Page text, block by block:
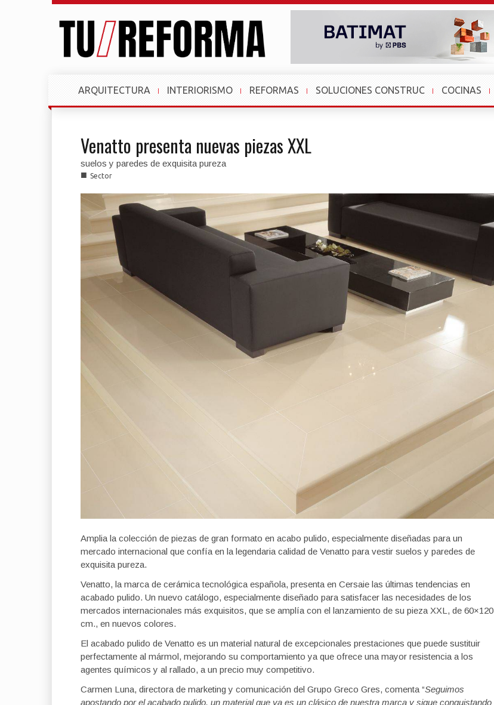
ARQUITECTURA INTERIORISMO REFORMAS SOLUCIONES CONSTRUC COCINAS
Venatto presenta nuevas piezas XXL
suelos y paredes de exquisita pureza
■ Sector
Amplia la colección de piezas de gran formato en acabo pulido, especialmente diseñadas para un
mercado internacional que confía en la legendaria calidad de Venatto para vestir suelos y paredes de
exquisita pureza.
Venatto, la marca de cerámica tecnológica española, presenta en Cersaie las últimas tendencias en
acabado pulido. Un nuevo catálogo, especialmente diseñado para satisfacer las necesidades de los
mercados internacionales más exquisitos, que se amplía con el lanzamiento de su pieza XXL, de 60×120
cm., en nuevos colores.
El acabado pulido de Venatto es un material natural de excepcionales prestaciones que puede sustituir
perfectamente al mármol, mejorando su comportamiento ya que ofrece una mayor resistencia a los
agentes químicos y al rallado, a un precio muy competitivo.
Carmen Luna, directora de marketing y comunicación del Grupo Greco Gres, comenta “Seguimos
apostando por el acabado pulido, un material que ya es un clásico de nuestra marca y sigue conquistando